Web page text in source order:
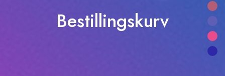
Browse All
AnnonceringerBestillingskurv